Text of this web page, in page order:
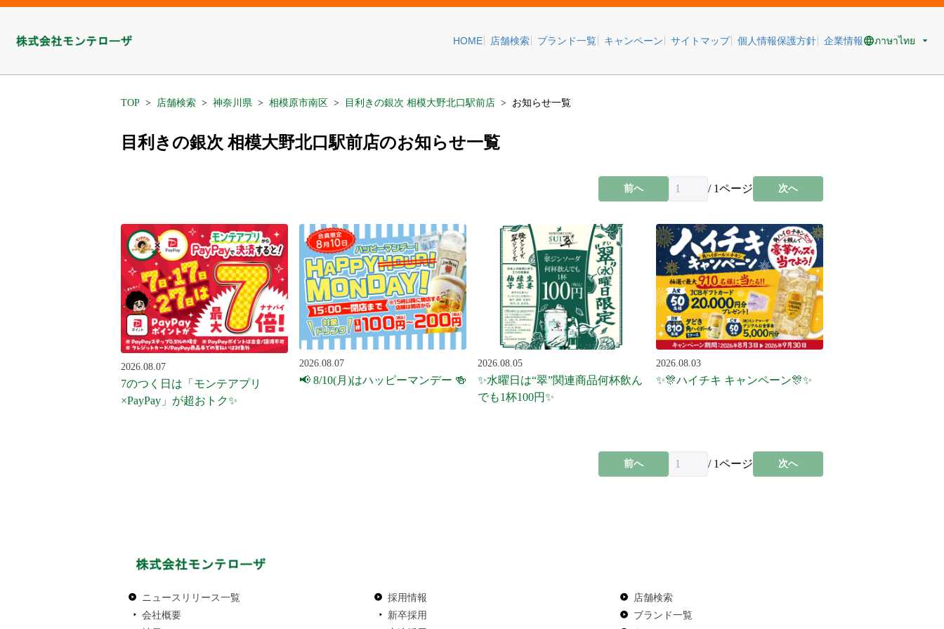
HOME 店舗検索 ブランド一覧 キャンペーン サイトマップ 個人情報保護方針 企業情報 ภาษาไทย
TOP 店舗検索 神奈川県 相模原市南区 目利きの銀次 相模大野北口駅前店 お知らせ一覧
目利きの銀次 相模大野北口駅前店のお知らせ一覧
前へ / 1ページ 次へ
2026.08.07
7のつく日は「モンテアプリ
×PayPay」が超おトク✨
2026.08.07
📢 8/10(月)はハッピーマンデー 🍻
2026.08.05
✨水曜日は“翠”関連商品何杯飲ん
でも1杯100円✨
2026.08.03
✨🎊ハイチキ キャンペーン🎊✨
前へ / 1ページ 次へ
ニュースリリース一覧
会社概要
採用情報
新卒採用
店舗検索
ブランド一覧